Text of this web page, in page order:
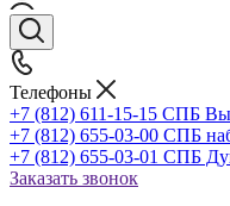
Телефоны
+7 (812) 611-15-15 СПБ
+7 (812) 655-03-00 СПБ
+7 (812) 655-03-01 СПБ
Заказать звонок